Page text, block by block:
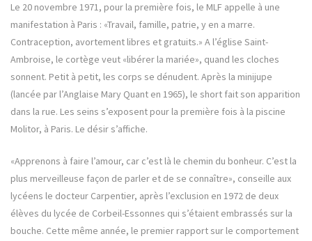
Le 20 novembre 1971, pour la première fois, le MLF appelle à une
manifestation à Paris : «Travail, famille, patrie, y en a marre.
Contraception, avortement libres et gratuits.» A l’église Saint-
Ambroise, le cortège veut «libérer la mariée», quand les cloches
sonnent. Petit à petit, les corps se dénudent. Après la minijupe
(lancée par l’Anglaise Mary Quant en 1965), le short fait son apparition
dans la rue. Les seins s’exposent pour la première fois à la piscine
Molitor, à Paris. Le désir s’affiche.
«Apprenons à faire l’amour, car c’est là le chemin du bonheur. C’est la
plus merveilleuse façon de parler et de se connaître», conseille aux
lycéens le docteur Carpentier, après l’exclusion en 1972 de deux
élèves du lycée de Corbeil-Essonnes qui s’étaient embrassés sur la
bouche. Cette même année, le premier rapport sur le comportement